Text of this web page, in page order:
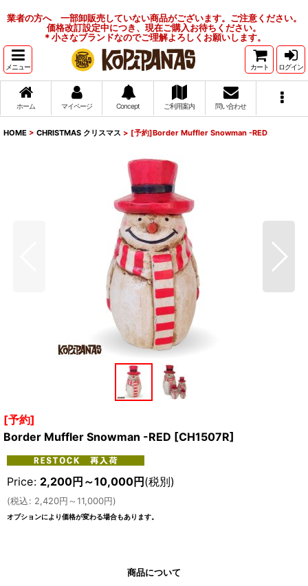
業者の方へ 一部卸販売していない商品がございます。ご注意ください。
価格改訂設定中につき、現在ご購入お待ちください。
＊小さなブランドなのでご理解よろしくお願いします。
メニュー カート ログイン
ホーム マイページ Concept ご利用案内 問い合わせ
HOME > CHRISTMAS クリスマス > [予約]Border Muffler Snowman -RED
[予約]
Border Muffler Snowman -RED [CH1507R]
Price: 2,200円 ～10,000円 (税別)
(税込: 2,420円 ～11,000円)
オプションにより価格が変わる場合もあります。
商品について